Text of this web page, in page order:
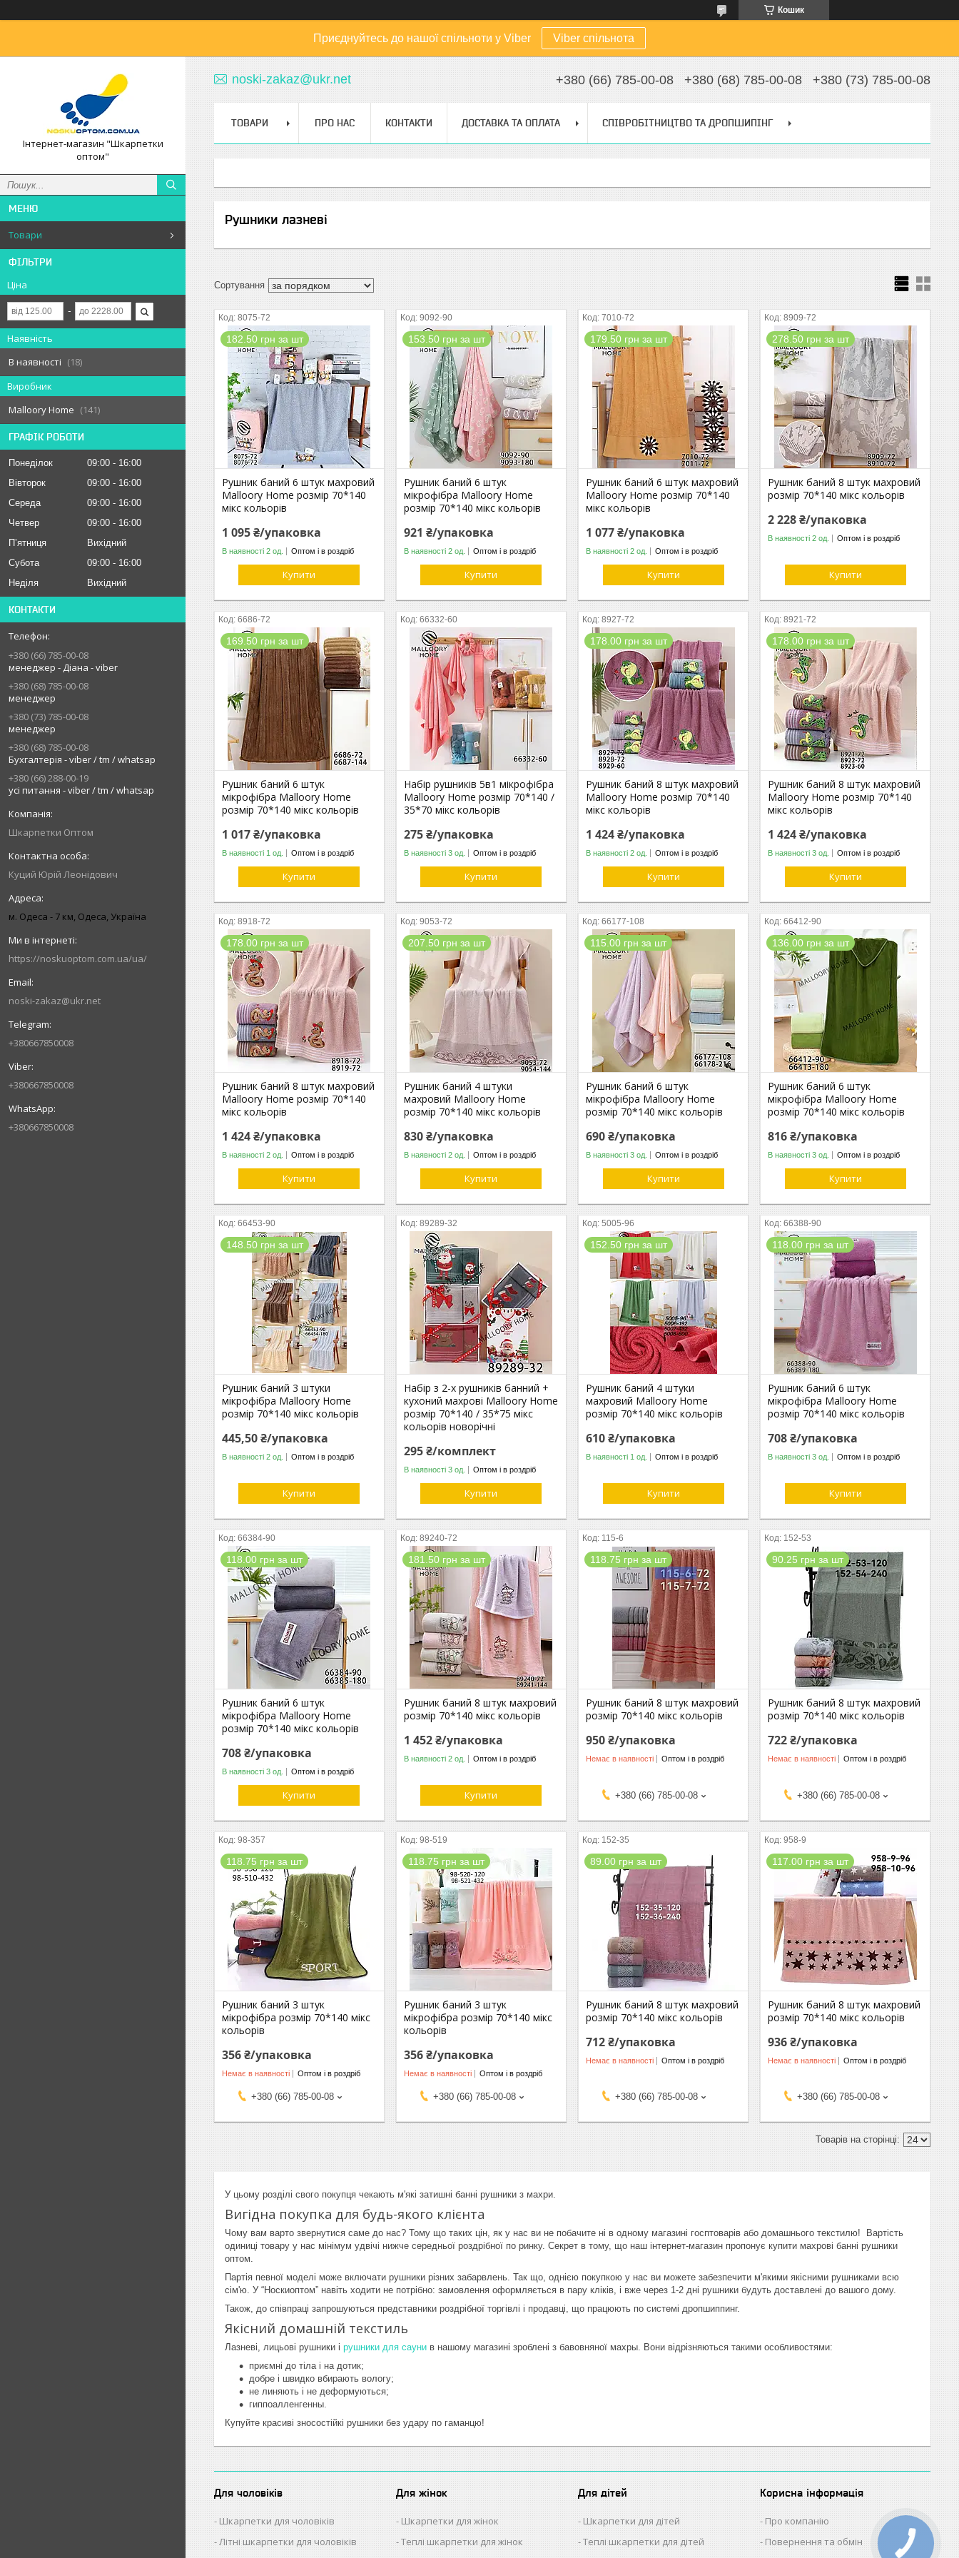
Кошик
Приєднуйтесь до нашої спільноти у Viber Viber спільнота
Інтернет-магазин "Шкарпетки
оптом"
Товари
ФІЛЬТРИ
Ціна
Наявність
В наявності
18
Виробник
Malloory Home
141
ГРАФІК РОБОТИ
Понеділок 09:00
16:00
Вівторок
09:00
16:00
Середа
09:00
16:00
Четвер
09:00
16:00
Пʼятниця
Вихідний
Субота
09:00
16:00
Неділя
Вихідний
КОНТАКТИ
+380 (66) 785-00-08
менеджер - Діана - viber
+380 (68) 785-00-08
менеджер
+380 (73) 785-00-08
менеджер
+380 (68) 785-00-08
Бухгалтерія - viber / tm / whatsap
+380 (66) 288-00-19
усі питання - viber / tm / whatsap
Шкарпетки Оптом
Куций Юрій Леонідович
м. Одеса - 7 км, Одеса, Україна
https://noskuoptom.com.ua/ua/
noski-zakaz@ukr.net
+380667850008
+380667850008
+380667850008
noski-zakaz@ukr.net +380 (66) 785-00-08 +380 (68) 785-00-08 +380 (73) 785-00-08
ТОВАРИ ПРО НАС КОНТАКТИ ДОСТАВКА ТА ОПЛАТА СПІВРОБІТНИЦТВО ТА ДРОПШИПІНГ
Рушники лазневі
8075-72
182.50 грн за шт
Рушник баний 6 штук махровий
Malloory Home розмір 70*140
мікс кольорів
1 095 ₴/упаковка
В наявності 2 од. Оптом і в роздріб
Купити
9092-90
153.50 грн за шт
Рушник баний 6 штук
мікрофібра Malloory Home
розмір 70*140 мікс кольорів
921 ₴/упаковка
В наявності 2 од. Оптом і в роздріб
Купити
7010-72
179.50 грн за шт
Рушник баний 6 штук махровий
Malloory Home розмір 70*140
мікс кольорів
1 077 ₴/упаковка
В наявності 2 од. Оптом і в роздріб
Купити
8909-72
278.50 грн за шт
Рушник баний 8 штук махровий
розмір 70*140 мікс кольорів
2 228 ₴/упаковка
В наявності 2 од. Оптом і в роздріб
Купити
6686-72
169.50 грн за шт
Рушник баний 6 штук
мікрофібра Malloory Home
розмір 70*140 мікс кольорів
1 017 ₴/упаковка
В наявності 1 од. Оптом і в роздріб
Купити
66332-60
Набір рушників 5в1 мікрофібра
Malloory Home розмір 70*140 /
35*70 мікс кольорів
275 ₴/упаковка
В наявності 3 од. Оптом і в роздріб
Купити
8927-72
178.00 грн за шт
Рушник баний 8 штук махровий
Malloory Home розмір 70*140
мікс кольорів
1 424 ₴/упаковка
В наявності 2 од. Оптом і в роздріб
Купити
8921-72
178.00 грн за шт
Рушник баний 8 штук махровий
Malloory Home розмір 70*140
мікс кольорів
1 424 ₴/упаковка
В наявності 3 од. Оптом і в роздріб
Купити
8918-72
178.00 грн за шт
Рушник баний 8 штук махровий
Malloory Home розмір 70*140
мікс кольорів
1 424 ₴/упаковка
В наявності 2 од. Оптом і в роздріб
Купити
9053-72
207.50 грн за шт
Рушник баний 4 штуки
махровий Malloory Home
розмір 70*140 мікс кольорів
830 ₴/упаковка
В наявності 2 од. Оптом і в роздріб
Купити
66177-108
115.00 грн за шт
Рушник баний 6 штук
мікрофібра Malloory Home
розмір 70*140 мікс кольорів
690 ₴/упаковка
В наявності 3 од. Оптом і в роздріб
Купити
66412-90
136.00 грн за шт
Рушник баний 6 штук
мікрофібра Malloory Home
розмір 70*140 мікс кольорів
816 ₴/упаковка
В наявності 3 од. Оптом і в роздріб
Купити
66453-90
148.50 грн за шт
Рушник баний 3 штуки
мікрофібра Malloory Home
розмір 70*140 мікс кольорів
445,50 ₴/упаковка
В наявності 2 од. Оптом і в роздріб
Купити
89289-32
Набір з 2-х рушників банний +
кухоний махрові Malloory Home
розмір 70*140 / 35*75 мікс
кольорів новорічні
295 ₴/комплект
В наявності 3 од. Оптом і в роздріб
Купити
5005-96
152.50 грн за шт
Рушник баний 4 штуки
махровий Malloory Home
розмір 70*140 мікс кольорів
610 ₴/упаковка
В наявності 1 од. Оптом і в роздріб
Купити
66388-90
118.00 грн за шт
Рушник баний 6 штук
мікрофібра Malloory Home
розмір 70*140 мікс кольорів
708 ₴/упаковка
В наявності 3 од. Оптом і в роздріб
Купити
66384-90
118.00 грн за шт
Рушник баний 6 штук
мікрофібра Malloory Home
розмір 70*140 мікс кольорів
708 ₴/упаковка
В наявності 3 од. Оптом і в роздріб
Купити
89240-72
181.50 грн за шт
Рушник баний 8 штук махровий
розмір 70*140 мікс кольорів
1 452 ₴/упаковка
В наявності 2 од. Оптом і в роздріб
Купити
115-6
118.75 грн за шт
Рушник баний 8 штук махровий
розмір 70*140 мікс кольорів
950 ₴/упаковка
Немає в наявності Оптом і в роздріб
+380 (66) 785-00-08
152-53
90.25 грн за шт
Рушник баний 8 штук махровий
розмір 70*140 мікс кольорів
722 ₴/упаковка
Немає в наявності Оптом і в роздріб
+380 (66) 785-00-08
98-357
118.75 грн за шт
Рушник баний 3 штук
мікрофібра розмір 70*140 мікс
кольорів
356 ₴/упаковка
Немає в наявності Оптом і в роздріб
+380 (66) 785-00-08
98-519
118.75 грн за шт
Рушник баний 3 штук
мікрофібра розмір 70*140 мікс
кольорів
356 ₴/упаковка
Немає в наявності Оптом і в роздріб
+380 (66) 785-00-08
152-35
89.00 грн за шт
Рушник баний 8 штук махровий
розмір 70*140 мікс кольорів
712 ₴/упаковка
Немає в наявності Оптом і в роздріб
+380 (66) 785-00-08
958-9
117.00 грн за шт
Рушник баний 8 штук махровий
розмір 70*140 мікс кольорів
936 ₴/упаковка
Немає в наявності Оптом і в роздріб
+380 (66) 785-00-08
У цьому розділі свого покупця чекають м'які затишні банні рушники з махри.
Вигідна покупка для будь-якого клієнта
Чому вам варто звернутися саме до нас? Тому що таких цін, як у нас ви не побачите ні в одному магазині госптоварів або домашнього текстилю! Вартість
одиниці товару у нас мінімум удвічі нижче середньої роздрібної по ринку. Секрет в тому, що наш інтернет-магазин пропонує купити махрові банні рушники
оптом.
Партія певної моделі може включати рушники різних забарвлень. Так що, однією покупкою у нас ви можете забезпечити м'якими якісними рушниками всю
сім'ю. У “Носкиоптом” навіть ходити не потрібно: замовлення оформляється в пару кліків, і вже через 1-2 дні рушники будуть доставлені до вашого дому.
Також, до співпраці запрошуються представники роздрібної торгівлі і продавці, що працюють по системі дропшиппинг.
Якісний домашній текстиль
Лазневі, лицьові рушники і рушники для сауни в нашому магазині зроблені з бавовняної махры. Вони відрізняються такими особливостями:
приємні до тіла і на дотик;
добре і швидко вбирають вологу;
не линяють і не деформуються;
гиппоалленгенны.
Купуйте красиві зносостійкі рушники без удару по гаманцю!
Для чоловіків
Шкарпетки для чоловіків
Літні шкарпетки для чоловіків
Для жінок
Шкарпетки для жінок
Теплі шкарпетки для жінок
Для дітей
Шкарпетки для дітей
Теплі шкарпетки для дітей
Корисна інформація
Про компанію
Повернення та обмін